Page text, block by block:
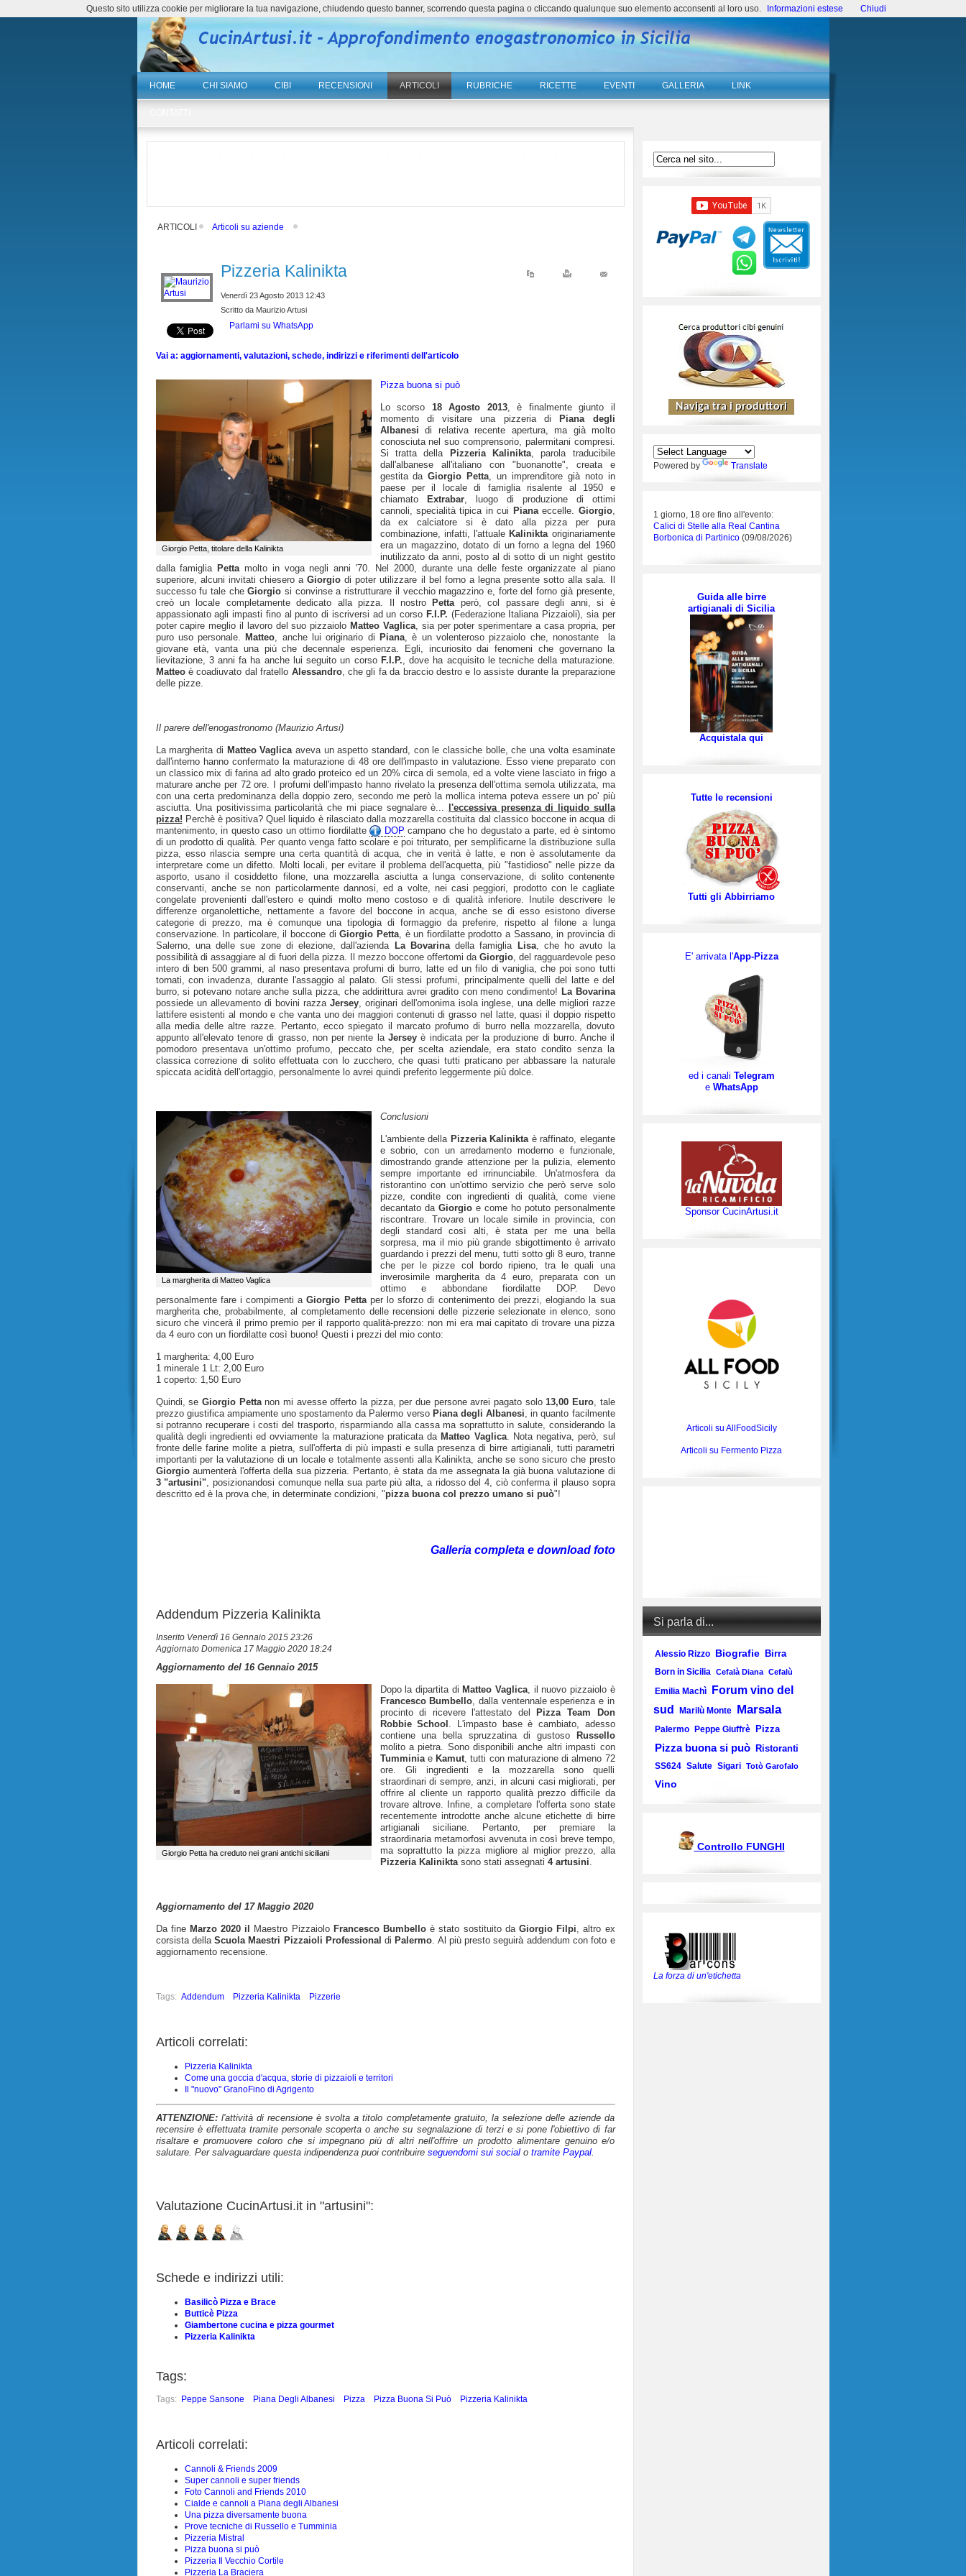
HOME CHI SIAMO CIBI RECENSIONI ARTICOLI RUBRICHE RICETTE EVENTI GALLERIA LINK
ARTICOLI Articoli su aziende
Pizzeria Kalinikta
Venerdì 23 Agosto 2013 12:43
Scritto da Maurizio Artusi
Parlami su WhatsApp
Vai a: aggiornamenti, valutazioni, schede, indirizzi e riferimenti dell'articolo
Giorgio Petta, titolare della Kalinikta
Pizza buona si può
Lo scorso 18 Agosto 2013, è finalmente giunto il
momento di visitare una pizzeria di
Piana degli
Albanesi di relativa recente apertura, ma già molto
conosciuta nel suo comprensorio, palermitani compresi.
Si tratta della
Pizzeria Kalinikta, parola traducibile
dall'albanese all'italiano con "buonanotte", creata e
gestita daGiorgio Petta, un imprenditore già noto in
paese per il locale di famigliarisalente al 1950 e
chiamato
Extrabar, luogo di produzione di ottimi
cannoli, specialità tipica in cui Pianaeccelle. Giorgio,
da ex calciatore si è dato alla pizza per pura
combinazione, infatti, l'attuale Kaliniktaoriginariamente
era un magazzino, dotato di un forno a legna del 1960
inutilizzato da anni, posto al di sotto di un night gestito
dalla famiglia Pettamolto in voga negli anni '70. Nel 2000, durante una delle feste organizzate al piano
superiore, alcuni invitati chiesero aGiorgio di poter utilizzare il bel forno a legna presente sotto alla sala. Il
successo fu tale cheGiorgio si convinse a ristrutturare il vecchio magazzino e, forte del forno già presente,
creò un locale completamente dedicato alla pizza. I
l nostro Pettaperò, col passare degli anni, si è
appassionato agli impasti fino al punto di iscriversi ad un corso F.I.P. (Federazione Italiana Pizzaioli), sia per
poter capire meglio il lavoro del suo pizzaiolo Matteo Vaglica, sia per poter sperimentare a casa propria, per
puro uso personale. Matteo, anche lui originario di Piana, è un volenteroso pizzaiolo che, nonostante la
giovane età, vanta una più che decennale esperienza. Egli, incuriosito dai fenomeni che governano la
lievitazione, 3 anni fa ha anche lui seguito un corso F.I.P., dove ha acquisito le tecniche della maturazione.
Matteoè coadiuvato dal fratello Alessandro, che gli fa da braccio destro e lo assiste durante la preparazione
delle pizze.
Il parere dell'enogastronomo (Maurizio Artusi)
La margherita di Matteo Vaglicaaveva un aspetto standard, con le classiche bolle, che una volta esaminate
dall'interno hanno confermato la maturazione di 48 ore dell'impasto in valutazione. Esso viene preparato con
un classico mix di farina ad alto grado proteico ed un 20% circa di semola, ed a volte viene lasciato in frigo a
maturare anche per 72 ore. I profumi dell'impasto hanno rivelato la presenza dell'ottima semola utilizzata, ma
con una certa predominanza della doppio zero, secondo me però la mollica interna poteva essere un po' più
asciutta. Una positivissima particolarità che mi piace segnalare è...
l'eccessiva presenza di liquido sulla
pizza! Perchè è positiva? Quel liquido è rilasciato dalla mozzarella costituita dal classico boccone in acqua di
mantenimento, in questo caso un ottimo fiordilatte
DOP campano che ho degustato a parte, ed è sintomo
di un prodotto di qualità. Per quanto venga fatto scolare e poi triturato, per semplificarne la distribuzione sulla
pizza, esso rilascia sempre una certa quantità di acqua, che in verità è latte, e non è assolutamente da
interpretare come un difetto. Molti locali, per evitare il problema dell'acquetta, più "fastidioso" nelle pizze da
asporto, usano il cosiddetto filone, una mozzarella asciutta a lunga conservazione, di solito contenente
conservanti, anche se non particolarmente dannosi, ed a volte, nei casi peggiori, prodotto con le cagliate
congelate provenienti dall'estero e quindi molto meno costoso e di qualità inferiore. Inutile descrivere le
differenze organolettiche, nettamente a favore del boccone in acqua, anche se di esso esistono diverse
categorie di prezzo, ma è comunque una tipologia di formaggio da preferire, rispetto al filone a lunga
conservazione. In particolare, il boccone diGiorgio Petta, è un fiordilatte prodotto a Sassano, in provincia di
Salerno, una delle sue zone di elezione, dall'azienda La Bovarinadella famiglia Lisa, che ho avuto la
possibilità di assaggiare al di fuori della pizza. Il mezzo boccone offertomi da Giorgio, del ragguardevole peso
intero di ben 500 grammi, al naso presentava profumi di burro, latte ed un filo di vaniglia, che poi sono tutti
tornati, con invadenza, durante l'assaggio al palato. Gli stessi profumi, principalmente quelli del latte e del
burro, si potevano notare anche sulla pizza, che addirittura avrei gradito con meno condimento! La Bovarina
possiede un allevamento di bovini razza Jersey, originari dell'omonima isola inglese, una delle migliori razze
lattifere esistenti al mondo e che vanta uno dei maggiori contenuti di grasso nel latte, quasi il doppio rispetto
alla media delle altre razze. Pertanto, ecco spiegato il marcato profumo di burro nella mozzarella, dovuto
appunto all'elevato tenore di grasso, non per niente la Jersey è indicata per la produzione di burro. Anche il
pomodoro presentava un'ottimo profumo, peccato che, per scelta aziendale, era stato condito senza la
classica correzione di solito effettuata con lo zucchero, che quasi tutti praticano per abbassare la naturale
spiccata acidità dell'ortaggio, personalmente lo avrei quindi preferito leggermente più dolce.
La margherita di Matteo Vaglica
Conclusioni
L'ambiente della Pizzeria Kaliniktaè raffinato, elegante
e sobrio, con un arredamento moderno e funzionale,
dimostrando grande attenzione per la pulizia, elemento
sempre importante ed irrinunciabile. Un'atmosfera da
ristorantino con un'ottimo servizio che però serve solo
pizze, condite con ingredienti di qualità, come viene
decantato da Giorgioe come ho potuto personalmente
riscontrare. Trovare un locale simile in provincia, con
degli standard così alti, è stata per me una bella
sorpresa, ma il mio più grande sbigottimento è arrivato
guardando i prezzi del menu, tutti sotto gli 8 euro, tranne
che per le pizze col bordo ripieno, tra le quali una
inverosimile margherita da 4 euro, preparata con un
ottimo e abbondane fiordilatte DOP. Devo
personalmente fare i compimenti aGiorgio Pettaper lo sforzo di contenimento dei prezzi, elogiando la sua
margherita che, probabilmente, al completamento delle recensioni delle pizzerie selezionate in elenco, sono
sicuro che vincerà il primo premio per il rapporto qualità-prezzo: non mi era mai capitato di trovare una pizza
da 4 euro con un fiordilatte così buono! Questi i prezzi del mio conto:
1 margherita: 4,00 Euro
1 minerale 1 Lt: 2,00 Euro
1 coperto: 1,50 Euro
Quindi, se Giorgio Pettanon mi avesse offerto la pizza, per due persone avrei pagato solo13,00 Euro, tale
prezzo giustifica ampiamente uno spostamento da Palermo verso Piana degli Albanesi, in quanto facilmente
si potranno recuperare i costi del trasporto, risparmiando alla cassa ma soprattutto in salute, considerando la
qualità degli ingredienti ed ovviamente la maturazione praticata da Matteo Vaglica. Nota negativa, però, sul
fronte delle farine molite a pietra, sull'offerta di più impasti e sulla presenza di birre artigianali, tutti parametri
importanti per la valutazione di un locale e totalmente assenti alla Kalinikta, anche se sono sicuro che presto
Giorgioaumenterà l'offerta della sua pizzeria. Pertanto, è stata da me assegnata la già buona valutazione di
3 "artusini", posizionandosi comunque nella sua parte più alta, a ridosso del 4, ciò conferma il plauso sopra
descritto ed è la prova che, in determinate condizioni, "pizza buona col prezzo umano si può"!
Galleria completa e download foto
Addendum Pizzeria Kalinikta
Inserito Venerdì 16 Gennaio 2015 23:26
Aggiornato Domenica 17 Maggio 2020 18:24
Aggiornamento del 16 Gennaio 2015
Giorgio Petta ha creduto nei grani antichi siciliani
Dopo la dipartita di Matteo Vaglica, il nuovo pizzaiolo è
Francesco Bumbello, dalla ventennale esperienza e in
procinto di ricevere l'attestato del
Pizza Team Don
Robbie School . L'impasto base è cambiato, adesso
contiene una bella spruzzatina di gustoso
Russello
molito a pietra. Sono disponibili anche altri impasti con
Tumminiae Kamut, tutti con maturazione di almeno 72
ore. Gli ingredienti e la mozzarella sono quelli
straordinari di sempre, anzi, in alcuni casi migliorati, per
offrire al cliente un rapporto qualità prezzo difficile da
trovare altrove. Infine, a completare l'offerta sono state
recentementeintrodotte anche alcune etichette di birre
artigianali siciliane. Pertanto, per premiare la
straordinaria metamorfosi avvenuta in così breve tempo,
ma soprattutto la pizza migliore al miglior prezzo, alla
Pizzeria Kaliniktasono stati assegnati 4 artusini.
Aggiornamento del 17 Maggio 2020
Da fine Marzo 2020 il Maestro PizzaioloFrancesco Bumbello è stato sostituito da Giorgio Filpi, altro ex
corsista dellaScuola Maestri Pizzaioli Professional di Palermo. Al più presto seguirà addendum con foto e
aggiornamento recensione.
Tags: Addendum Pizzeria Kalinikta Pizzerie
Articoli correlati:
Pizzeria Kalinikta
Come una goccia d'acqua, storie di pizzaioli e territori
Il "nuovo" GranoFino di Agrigento
ATTENZIONE:l'attività di recensione è svolta a titolo completamente gratuito, la selezione delle aziende da
recensire è effettuata tramite personale scoperta o anche su segnalazione di terzi e si pone l'obiettivo di far
risaltare e promuovere coloro che si impegnano più di altri nell'offrire un prodotto alimentare genuino e/o
salutare. Per salvaguardare questa indipendenza puoi contribuire seguendomi sui socialo tramite Paypal.
Valutazione CucinArtusi.it in "artusini":
Schede e indirizzi utili:
Basilicò Pizza e Brace
Butticè Pizza
Giambertone cucina e pizza gourmet
Pizzeria Kalinikta
Tags:
Tags: Peppe Sansone Piana Degli Albanesi Pizza Pizza Buona Si Può Pizzeria Kalinikta
Articoli correlati:
Cannoli & Friends 2009
Super cannoli e super friends
Foto Cannoli and Friends 2010
Cialde e cannoli a Piana degli Albanesi
Una pizza diversamente buona
Prove tecniche di Russello e Tumminia
Pizzeria Mistral
Pizza buona si può
Pizzeria Il Vecchio Cortile
Pizzeria La Braciera
Powered by Translate
1 giorno, 18 ore fino all'evento:
Calici di Stelle alla Real Cantina
Borbonica di Partinico (09/08/2026)
Guida alle birre
artigianali di Sicilia
Acquistala qui
Tutte le recensioni
Tutti gli Abbirriamo
E' arrivata l'App-Pizza
ed i canali Telegram
e WhatsApp
Sponsor CucinArtusi.it
Articoli su AllFoodSicily
Articoli su Fermento Pizza
Si parla di...
Alessio Rizzo Biografie Birra
Born in Sicilia Cefalà Diana Cefalù
Emilia Machì
Forum vino del
sud
Marilù Monte Marsala
Palermo Peppe Giuffrè Pizza
Pizza buona si può Ristoranti
SS624 Salute Sigari Totò Garofalo
Vino
Controllo FUNGHI
La forza di un'etichetta
Questo sito utilizza cookie per migliorare la tua navigazione, chiudendo questo banner, scorrendo questa pagina o cliccando qualunque suo elemento acconsenti al loro uso. Informazioni estese Chiudi